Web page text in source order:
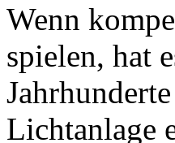
Wenn
spielen, hat
Lichtanlage